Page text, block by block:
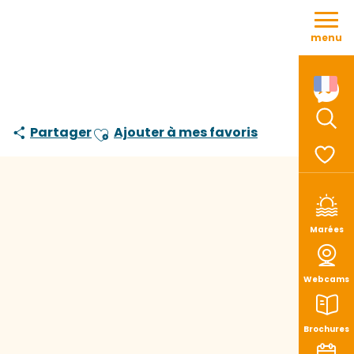
Aller
contenu
Marées
Webcams
Brochures
menu
PartagerAjouter aux favoris
Ajouter à mes favoris